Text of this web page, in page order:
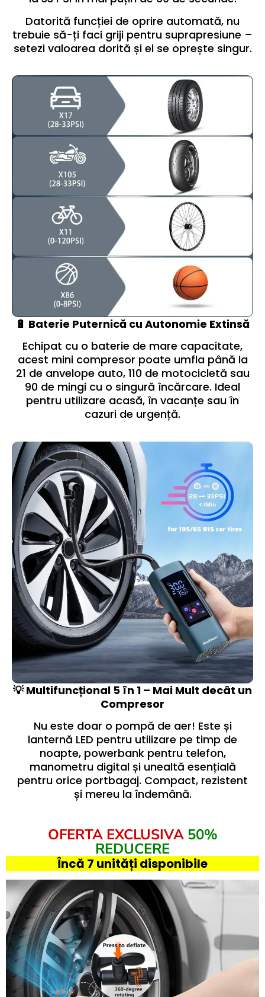
Datorită funcției de oprire automată, nu
trebuie să-ți faci griji pentru suprapresiune –
setezi valoarea dorită și el se oprește singur.
🔋 Baterie Puternică cu Autonomie Extinsă
Echipat cu o baterie de mare capacitate,
acest mini compresor poate umfla până la
21 de anvelope auto, 110 de motocicletă sau
90 de mingi cu o singură încărcare. Ideal
pentru utilizare acasă, în vacanțe sau în
cazuri de urgență.
💡 Multifuncțional 5 în 1 – Mai Mult decât un
Compresor
Nu este doar o pompă de aer! Este și
lanternă LED pentru utilizare pe timp de
noapte, powerbank pentru telefon,
manometru digital și unealtă esențială
pentru orice portbagaj. Compact, rezistent
și mereu la îndemână.
OFERTA EXCLUSIVA 50%
REDUCERE
Încă 7 unități disponibile